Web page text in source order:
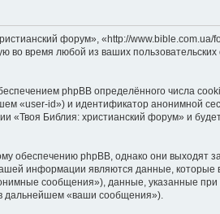
форум», «http://www.bible.com.ua/
время любой из ваших
phpBB определённого числа
«user-id») и идентификатор анонимной
«Твоя Библия: христианский форум» и
phpBB, однако они выходят за
информации являются данные, которые
сообщения»), данные, указанные при
дальнейшем «ваши сообщения»).